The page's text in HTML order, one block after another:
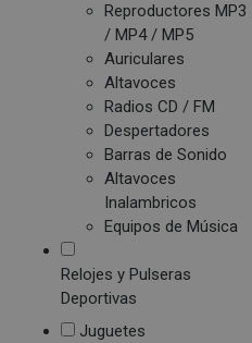
Reproductores MP3
/ MP4 / MP5
Auriculares
Altavoces
Radios CD / FM
Despertadores
Barras de Sonido
Altavoces
Inalambricos
Equipos de Música
Relojes y Pulseras
Deportivas
Juguetes